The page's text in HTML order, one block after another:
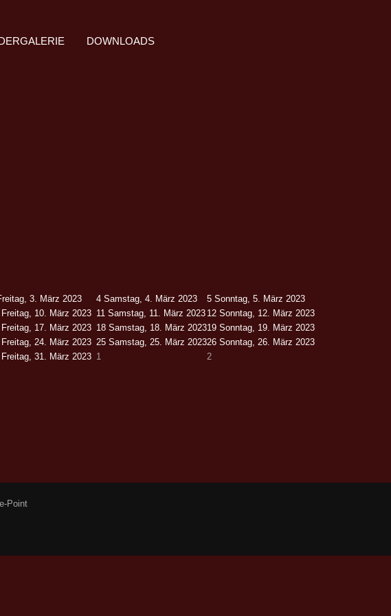
DOWNLOADS
3. März 2023 4 Samstag, 4. März 2023 5 Sonntag, 5. März 2023
Freitag, 10. März 2023 11 Samstag, 11. März 2023 12 Sonntag, 12. März 2023
Freitag, 17. März 2023 18 Samstag, 18. März 202319 Sonntag, 19. März 2023
Freitag, 24. März 2023 25 Samstag, 25. März 202326 Sonntag, 26. März 2023
Freitag, 31. März 2023 1
2
Point